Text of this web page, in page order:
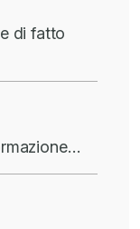
di fatto